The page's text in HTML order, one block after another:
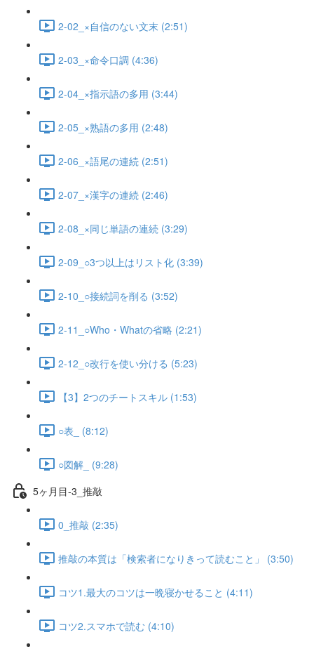
2-02_×自信のない文末 (2:51)
2-03_×命令口調 (4:36)
2-04_×指示語の多用 (3:44)
2-05_×熟語の多用 (2:48)
2-06_×語尾の連続 (2:51)
2-07_×漢字の連続 (2:46)
2-08_×同じ単語の連続 (3:29)
2-09_○3つ以上はリスト化 (3:39)
2-10_○接続詞を削る (3:52)
2-11_○Who・Whatの省略 (2:21)
2-12_○改行を使い分ける (5:23)
【3】2つのチートスキル (1:53)
○表_ (8:12)
○図解_ (9:28)
5ヶ月目-3_推敲
0_推敲 (2:35)
推敲の本質は「検索者になりきって読むこと」 (3:50)
コツ1.最大のコツは一晩寝かせること (4:11)
コツ2.スマホで読む (4:10)